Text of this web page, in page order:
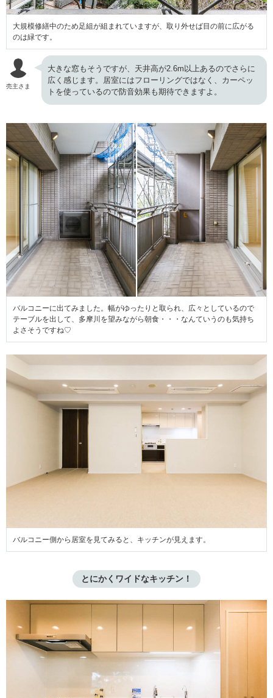
大規模修繕中のため足組が組まれていますが、取り外せば目の前に広がる
のは緑です。
売主さま
大きな窓もそうですが、天井高が2.6m以上あるのでさらに
広く感じます。居室にはフローリングではなく、カーペッ
トを使っているので防音効果も期待できますよ。
バルコニーに出てみました。幅がゆったりと取られ、広々としているので
テーブルを出して、多摩川を望みながら朝食・・・なんていうのも気持ち
よさそうですね♡
バルコニー側から居室を見てみると、キッチンが見えます。
とにかくワイドなキッチン！